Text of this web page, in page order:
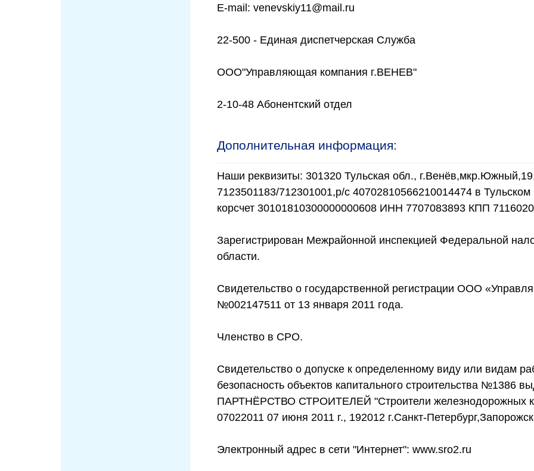
Е-mail: venevskiy11@mail.ru
22-500 - Единая диспетчерская Служба
ООО"Управляющая компания г.ВЕНЕВ"
2-10-48 Абонентский отдел
Дополнительная информация:
Наши реквизиты: 301320 Тульская обл.,
7123501183/712301001,р/с 40702810566210014474 в
корсчет 30101810300000000608 ИНН 7707083893 КПП
Зарегистрирован Межрайонной инспекцией Федеральной
области.
Свидетельство о государственной регистрации ООО
№002147511 от 13 января 2011 года.
Членство в СРО.
Свидетельство о допуске к определенному виду или видам
безопасность объектов капитального строительства
ПАРТНЁРСТВО СТРОИТЕЛЕЙ "Строители железнодорожных
07022011 07 июня 2011 г., 192012 г.Санкт-
Электронный адрес в сети "Интернет": www.sro2.ru